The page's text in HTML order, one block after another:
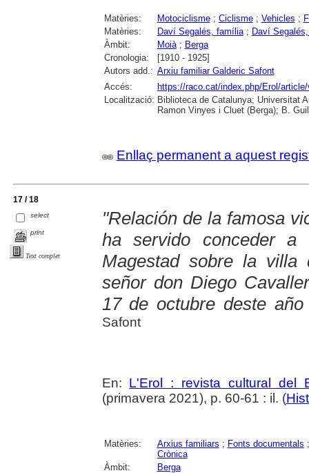
Matèries: Motociclisme; Ciclisme; Vehicles ;
Matèries:
Daví Segalés, família; Daví
Àmbit:
Moià; Berga
Cronologia:
[1910 - 1925]
Autors add.: Arxiu familiar Galderic Safont
Accés:
https://raco.cat/index.php/Erol/
Localització: Biblioteca de Catalunya; Universitat
Ramon Vinyes i Cluet (Berga); B.
Enllaç permanent a aquest
17 / 18
select
print
Text complet
"Relación de la famosa
ha servido conceder
Magestad sobre la villa
señor don Diego
17 de octubre deste
Safont
En: L'Erol : revista cultural del
(primavera 2021), p. 60-61 : il. (
Matèries: Arxius familiars ; Fonts documentals
Crònica
Àmbit:
Berga